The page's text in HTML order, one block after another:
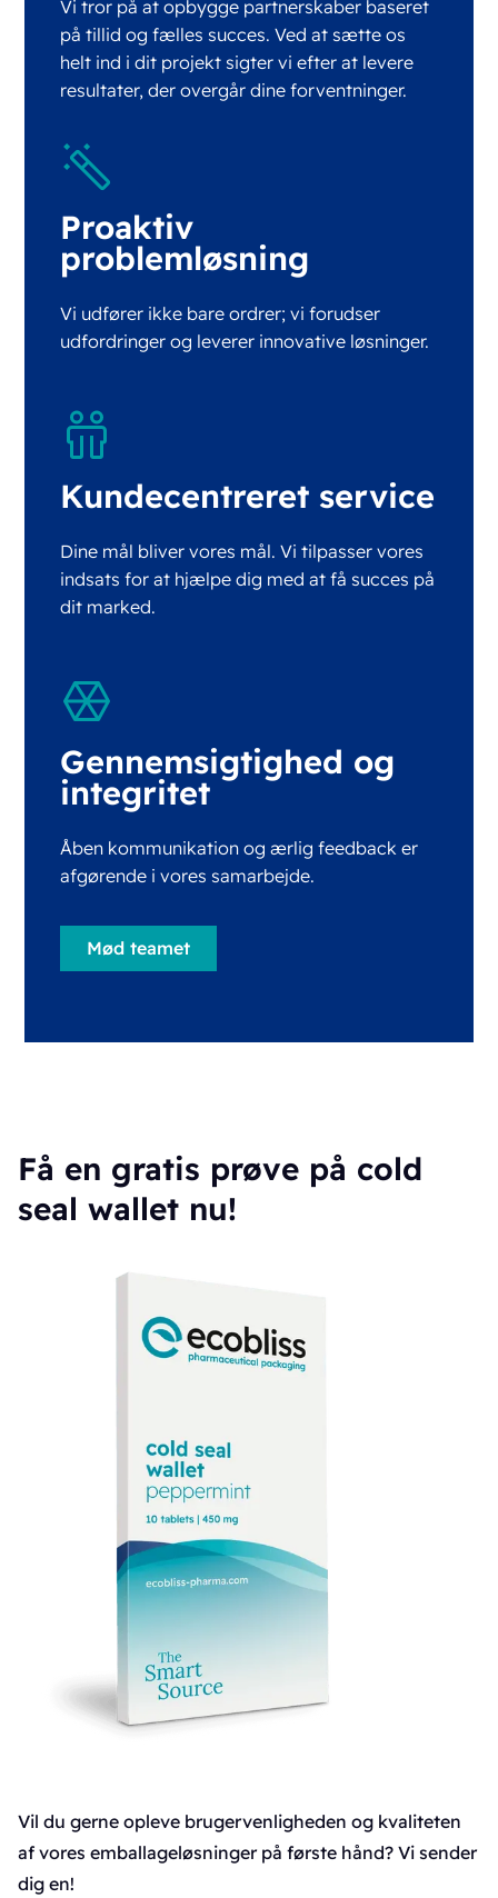
Vi tror på at opbygge partnerskaber baseret
på tillid og fælles succes. Ved at sætte os
helt ind i dit projekt sigter vi efter at levere
resultater, der overgår dine forventninger.
Proaktiv
problemløsning
Vi udfører ikke bare ordrer; vi forudser
udfordringer og leverer innovative løsninger.
Kundecentreret service
Dine mål bliver vores mål. Vi tilpasser vores
indsats for at hjælpe dig med at få succes på
dit marked.
Gennemsigtighed og
integritet
Åben kommunikation og ærlig feedback er
afgørende i vores samarbejde.
Mød teamet
Få en gratis prøve på cold
seal wallet nu!
Vil du gerne opleve brugervenligheden og kvaliteten
af vores emballageløsninger på første hånd? Vi sender
dig en!